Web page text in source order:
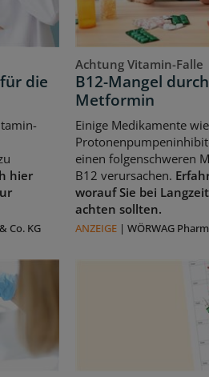
die
hier
Co. KG
Achtung Vitamin-Falle
B12-Mangel
Metformin
Einige Medikamente
einen folgenschweren
B12 verursachen.
worauf Sie bei
achten sollten.
ANZEIGE| WÖRWAG